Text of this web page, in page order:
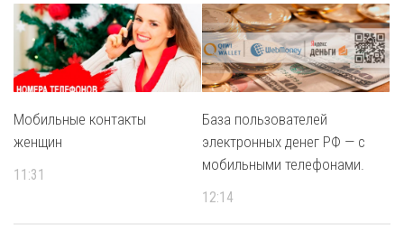
Мобильные контакты
женщин
11:31
База пользователей
электронных денег РФ — с
мобильными телефонами.
12:14